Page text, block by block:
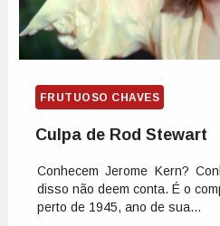
FRUTUOSO CHAVES
Culpa de Rod Stewart
Conhecem Jerome Kern?
disso não deem conta. É o
perto de 1945, ano de sua...